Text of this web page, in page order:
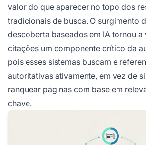
valor do que aparecer no topo dos
tradicionais de busca. O surgimento
descoberta baseados em IA tornou a
citações um componente crítico da
pois esses sistemas buscam e
autoritativas ativamente, em vez de
ranquear páginas com base em
chave.